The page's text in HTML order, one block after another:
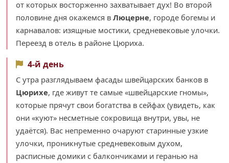
от которых восторженно захватывает дух! Во второй
половине дня окажемся в Люцерне, городе богемы и
карнавалов: изящные мостики, средневековые улочки.
Переезд в отель в районе Цюриха.
4-й день
С утра разглядываем фасады швейцарских банков в
Цюрихе, где живут те самые «швейцарские гномы»,
которые прячут свои богатства в сейфах (увидеть, как
они «куют» несметные сокровища внутри, увы, не
удаётся). Вас непременно очаруют старинные узкие
улочки, проникнутые средневековым духом,
расписные домики с балкончиками и геранью на